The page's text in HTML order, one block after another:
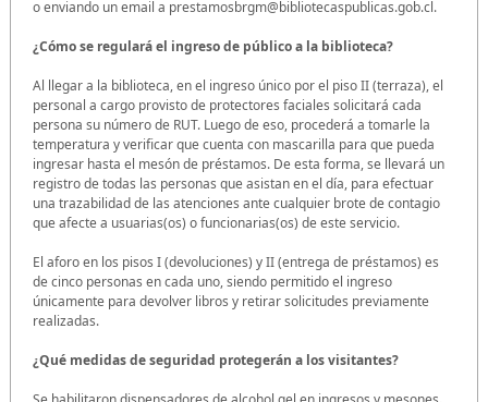
o enviando un email a prestamosbrgm@bibliotecaspublicas.gob.cl.
¿Cómo se regulará el ingreso de público a la biblioteca?
Al llegar a la biblioteca, en el ingreso único por el piso II (terraza), el
personal a cargo provisto de protectores faciales solicitará cada
persona su número de RUT. Luego de eso, procederá a tomarle la
temperatura y verificar que cuenta con mascarilla para que pueda
ingresar hasta el mesón de préstamos. De esta forma, se llevará un
registro de todas las personas que asistan en el día, para efectuar
una trazabilidad de las atenciones ante cualquier brote de contagio
que afecte a usuarias(os) o funcionarias(os) de este servicio.
El aforo en los pisos I (devoluciones) y II (entrega de préstamos) es
de cinco personas en cada uno, siendo permitido el ingreso
únicamente para devolver libros y retirar solicitudes previamente
realizadas.
¿Qué medidas de seguridad protegerán a los visitantes?